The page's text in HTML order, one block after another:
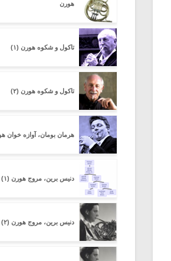
هورن
تاکول و شکوه هورن (۱)
تاکول و شکوه هورن (۲)
هرمان بومان، آوازه خوان
دنیس برین، مروج هورن (۱)
دنیس برین، مروج هورن (۲)